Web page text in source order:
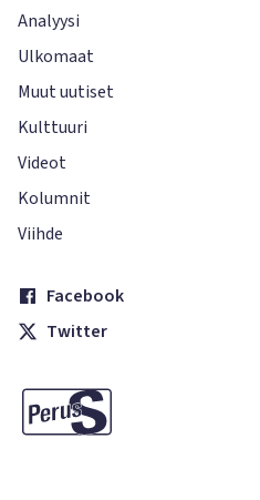
Analyysi
Ulkomaat
Muut uutiset
Kulttuuri
Videot
Kolumnit
Viihde
Facebook
Twitter